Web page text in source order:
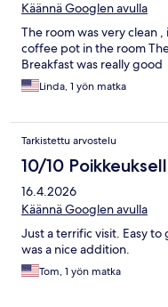
Käännä Googlen avulla
The room was very clean
coffee pot in the room
Breakfast was really good
Linda, 1 yön matka
Tarkistettu arvostelu
10/10
16.4.2026
Käännä Googlen avulla
Just a terrific visit. Easy
was a nice addition.
Tom, 1 yön matka